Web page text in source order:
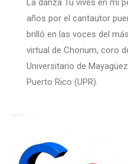
La danza Tú vives en mi
años por el cantautor
brilló en las voces del
virtual de Chorium, coro
Universitario de
Puerto Rico (UPR).